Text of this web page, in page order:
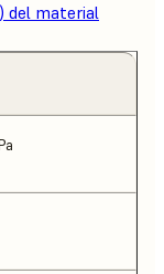
del material